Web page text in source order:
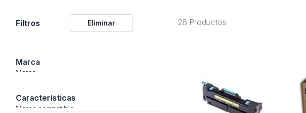
Filtros Eliminar
Marca
Marca
Características
Marca compatible
28 Productos